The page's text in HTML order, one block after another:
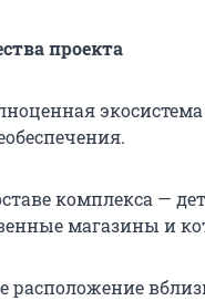
проекта
комплекса —
магазины и
расположение